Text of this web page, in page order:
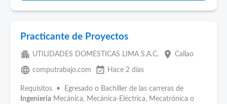
Practicante de Proyectos
apartment UTILIDADES DOMESTICAS LIMA S.A.C. place Callao
language computrabajo.com event_available Hace 2 días
Requisitos • Egresado o Bachiller de las carreras de
Ingeniería Mecánica, Mecánica-Eléctrica, Mecatrónica o